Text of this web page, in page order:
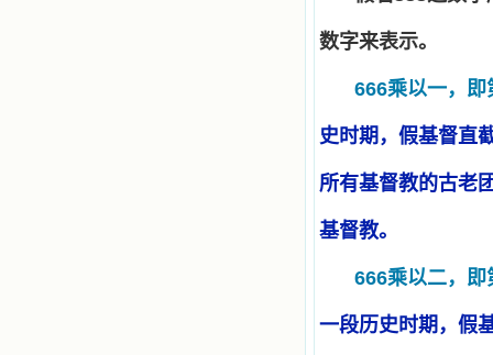
数字来表示。
666乘以一，即
史时期，假基督直
所有基督教的古老
基督教。
666乘以二，即
一段历史时期，假